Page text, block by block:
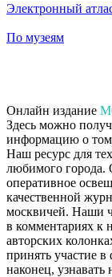
Электронный
По музеям
Онлайн издание
Здесь можно
информацию о
Наш ресурс для
любимого города.
оперативное
качественной
москвичей. Наши
в комментариях к
авторских
принять участие
наконец, узнавать